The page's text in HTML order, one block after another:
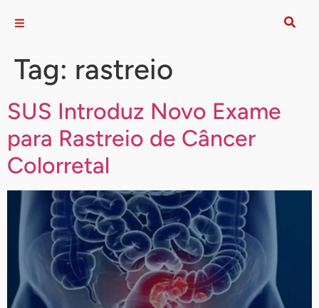
Tag: rastreio
SUS Introduz Novo Exame
para Rastreio de Câncer
Colorretal